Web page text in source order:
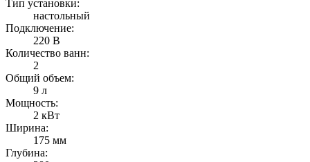
Тип установки:
настольный
Подключение:
220 В
Количество ванн:
2
Общий объем:
9 л
Мощность:
2 кВт
Ширина:
175 мм
Глубина: